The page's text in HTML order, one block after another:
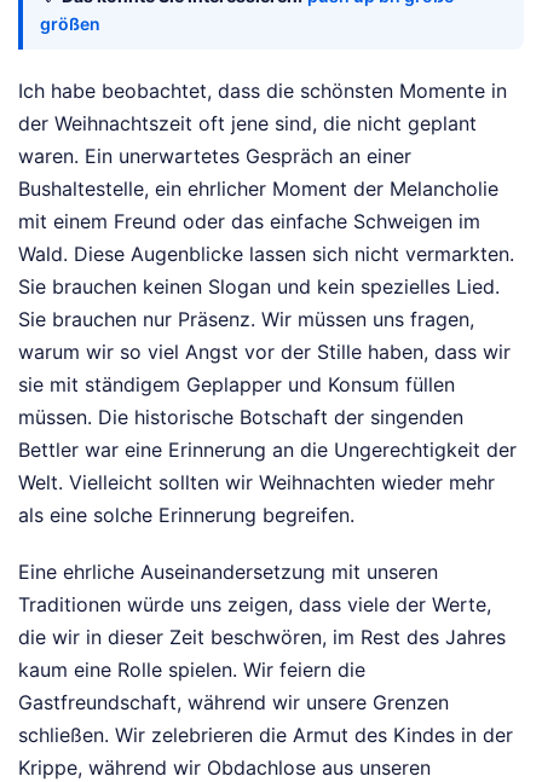
größen
Ich habe beobachtet, dass die schönsten Momente in
der Weihnachtszeit oft jene sind, die nicht geplant
waren. Ein unerwartetes Gespräch an einer
Bushaltestelle, ein ehrlicher Moment der Melancholie
mit einem Freund oder das einfache Schweigen im
Wald. Diese Augenblicke lassen sich nicht vermarkten.
Sie brauchen keinen Slogan und kein spezielles Lied.
Sie brauchen nur Präsenz. Wir müssen uns fragen,
warum wir so viel Angst vor der Stille haben, dass wir
sie mit ständigem Geplapper und Konsum füllen
müssen. Die historische Botschaft der singenden
Bettler war eine Erinnerung an die Ungerechtigkeit der
Welt. Vielleicht sollten wir Weihnachten wieder mehr
als eine solche Erinnerung begreifen.
Eine ehrliche Auseinandersetzung mit unseren
Traditionen würde uns zeigen, dass viele der Werte,
die wir in dieser Zeit beschwören, im Rest des Jahres
kaum eine Rolle spielen. Wir feiern die
Gastfreundschaft, während wir unsere Grenzen
schließen. Wir zelebrieren die Armut des Kindes in der
Krippe, während wir Obdachlose aus unseren